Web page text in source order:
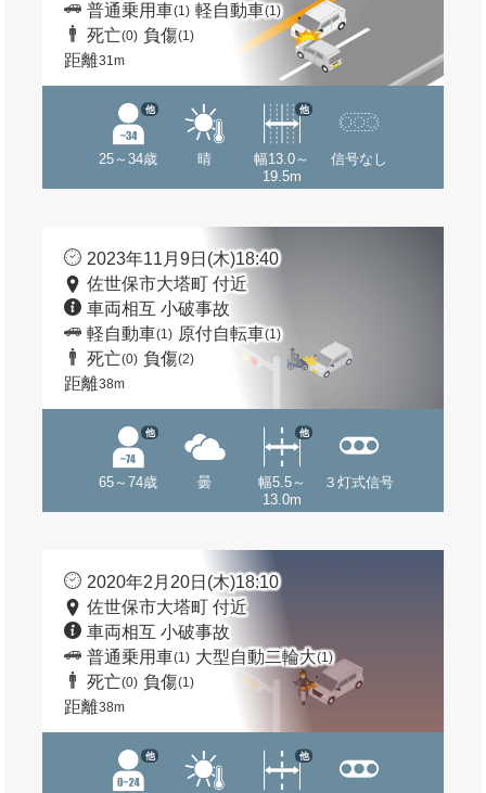
普通乗用車(1) 軽自動車(1)
死亡(0) 負傷(1)
距離31m
25～34歳
他
晴
幅13.0～
19.5m
他
信号なし
2023年11月9日(木)18:40
佐世保市大塔町 付近
車両相互 小破事故
軽自動車(1) 原付自転車(1)
死亡(0) 負傷(2)
距離38m
65～74歳
他
曇
幅5.5～
13.0m
他
３灯式信号
2020年2月20日(木)18:10
佐世保市大塔町 付近
車両相互 小破事故
普通乗用車(1) 大型自動二輪大(1)
死亡(0) 負傷(1)
距離38m
他 他